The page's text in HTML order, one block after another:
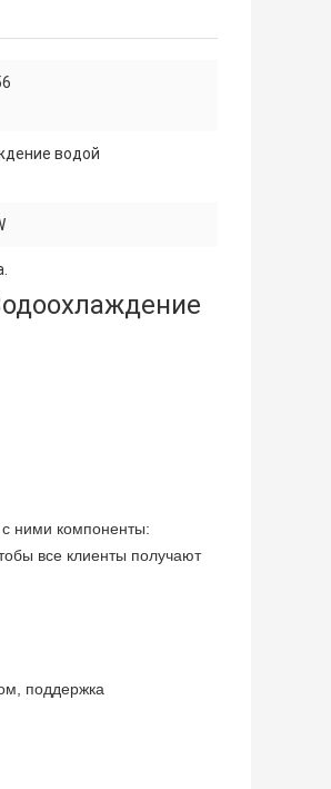
водой
ними компоненты:
все клиенты получают
поддержка